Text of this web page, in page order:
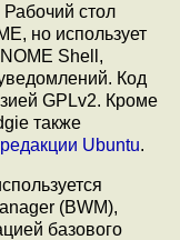
Рабочий стол
но использует
Shell,
Код
GPLv2. Кроме
также
Ubuntu.
(BWM),
базового